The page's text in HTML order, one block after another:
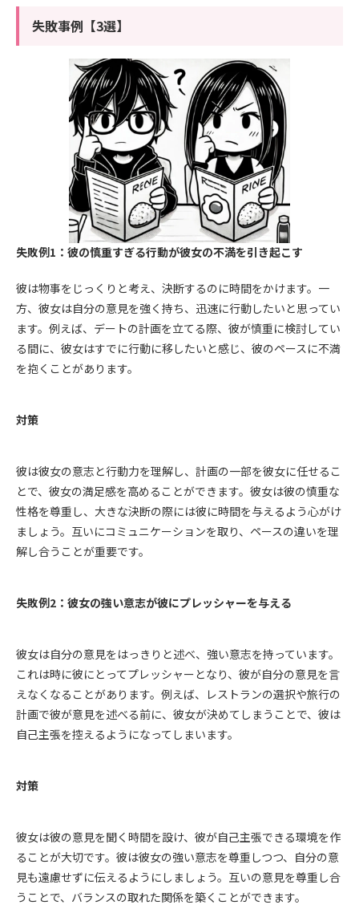
失敗事例【3選】
失敗例1：彼の慎重すぎる行動が彼女の不満を引き起こす
彼は物事をじっくりと考え、決断するのに時間をかけます。一
方、彼女は自分の意見を強く持ち、迅速に行動したいと思ってい
ます。例えば、デートの計画を立てる際、彼が慎重に検討してい
る間に、彼女はすでに行動に移したいと感じ、彼のペースに不満
を抱くことがあります。
対策
彼は彼女の意志と行動力を理解し、計画の一部を彼女に任せるこ
とで、彼女の満足感を高めることができます。彼女は彼の慎重な
性格を尊重し、大きな決断の際には彼に時間を与えるよう心がけ
ましょう。互いにコミュニケーションを取り、ペースの違いを理
解し合うことが重要です。
失敗例2：彼女の強い意志が彼にプレッシャーを与える
彼女は自分の意見をはっきりと述べ、強い意志を持っています。
これは時に彼にとってプレッシャーとなり、彼が自分の意見を言
えなくなることがあります。例えば、レストランの選択や旅行の
計画で彼が意見を述べる前に、彼女が決めてしまうことで、彼は
自己主張を控えるようになってしまいます。
対策
彼女は彼の意見を聞く時間を設け、彼が自己主張できる環境を作
ることが大切です。彼は彼女の強い意志を尊重しつつ、自分の意
見も遠慮せずに伝えるようにしましょう。互いの意見を尊重し合
うことで、バランスの取れた関係を築くことができます。